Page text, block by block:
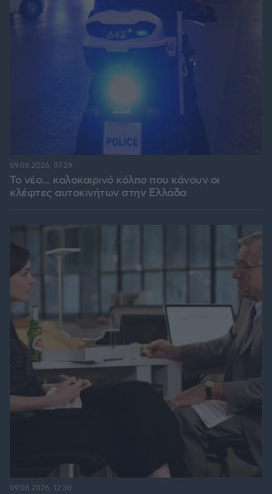
Το νέο... καλοκαιρινό κόλπο που κάνουν οι
κλέφτες αυτοκινήτων στην Ελλάδα
09.08.2026, 07:29
09.08.2026, 12:30